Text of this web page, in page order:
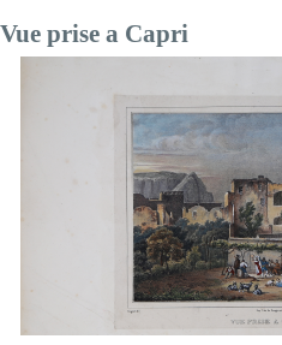
Vue prise a Capri